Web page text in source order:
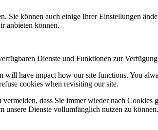
Sie können auch einige Ihrer Einstellungen
anbieten können.
Dienste und Funktionen zur
will have impact how our site functions. You
cookies when revisiting our site.
dass Sie immer wieder nach
unsere Dienste vollumfänglich nutzen zu